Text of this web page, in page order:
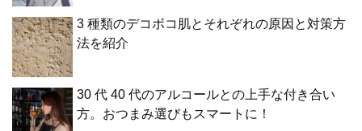
3 種類のデコボコ肌とそれぞれの原因と対策方
法を紹介
30 代 40 代のアルコールとの上手な付き合い
方。おつまみ選びもスマートに！